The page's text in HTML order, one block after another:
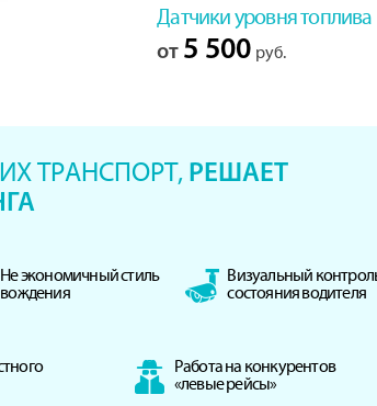
Датчики уровня топлива
от 5 500 руб.
ТРАНСПОРТ, РЕШАЕТ
Не экономичный стиль
вождения
Визуальный
состояния водителя
Работа на конкурентов
«левые рейсы»